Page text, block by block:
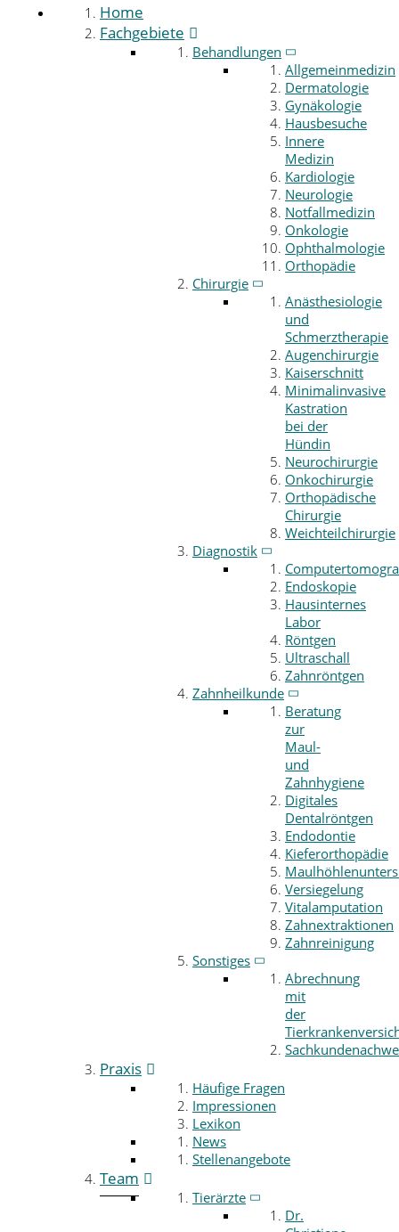
Home
Fachgebiete
Behandlungen
Allgemeinmedizin
Dermatologie
Gynäkologie
Hausbesuche
Innere
Medizin
Kardiologie
Neurologie
Notfallmedizin
Onkologie
Ophthalmologie
Orthopädie
Chirurgie
Anästhesiologie
und
Schmerztherapie
Augenchirurgie
Kaiserschnitt
Minimalinvasive
Kastration
bei der
Hündin
Neurochirurgie
Onkochirurgie
Orthopädische
Chirurgie
Weichteilchirurgie
Diagnostik
Endoskopie
Hausinternes
Labor
Röntgen
Ultraschall
Zahnröntgen
Zahnheilkunde
Beratung
zur
Maul-
und
Zahnhygiene
Digitales
Dentalröntgen
Endodontie
Kieferorthopädie
Versiegelung
Vitalamputation
Zahnextraktionen
Zahnreinigung
Sonstiges
Abrechnung
mit
der
Praxis
Häufige Fragen
Impressionen
Lexikon
News
Stellenangebote
Team
Tierärzte
Dr.